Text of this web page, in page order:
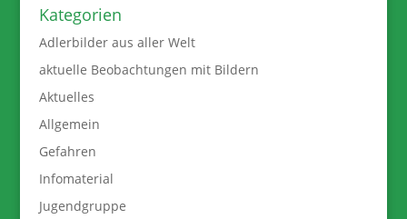
Kategorien
Adlerbilder aus aller Welt
aktuelle Beobachtungen mit Bildern
Aktuelles
Allgemein
Gefahren
Infomaterial
Jugendgruppe